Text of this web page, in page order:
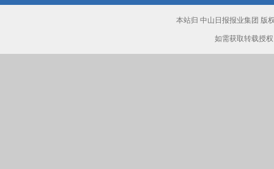
本站归 中山日报报业集团 版
如需获取转载授